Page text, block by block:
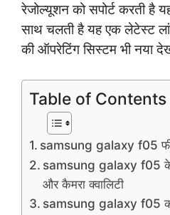
रेजोल्यूशन को सपोर्ट करती है
साथ चलती है यह एक लेटेस्ट
की ऑपरेटिंग सिस्टम भी नया
Table of Contents
samsung galaxy f05
samsung galaxy f05 के
और कैमरा क्वालिटी
samsung galaxy f05